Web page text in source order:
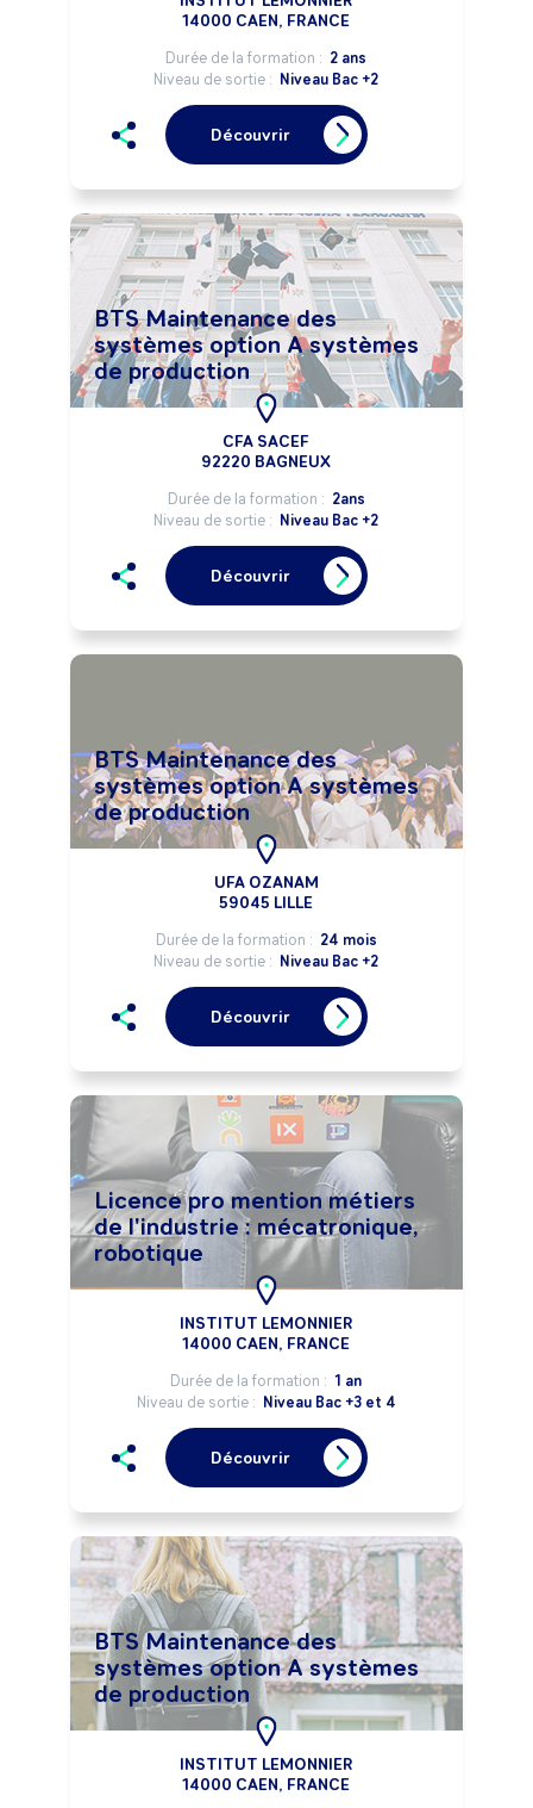
14000 CAEN, FRANCE
Durée de la formation : 2 ans
Niveau de sortie : Niveau Bac +2
Découvrir
BTS Maintenance des
systèmes option A systèmes
de production
CFA SACEF
92220 BAGNEUX
Durée de la formation : 2ans
Niveau de sortie : Niveau Bac +2
Découvrir
BTS Maintenance des
systèmes option A systèmes
de production
UFA OZANAM
59045 LILLE
Durée de la formation : 24 mois
Niveau de sortie : Niveau Bac +2
Découvrir
Licence pro mention métiers
de l'industrie : mécatronique,
robotique
INSTITUT LEMONNIER
14000 CAEN, FRANCE
Durée de la formation : 1 an
Niveau de sortie : Niveau Bac +3 et 4
Découvrir
BTS Maintenance des
systèmes option A systèmes
de production
INSTITUT LEMONNIER
14000 CAEN, FRANCE